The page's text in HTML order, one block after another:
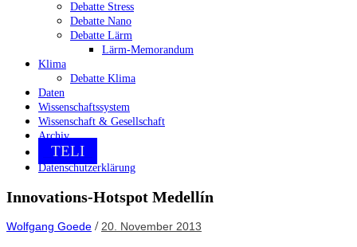
Debatte Stress
Debatte Nano
Debatte Lärm
Lärm-Memorandum
Klima
Debatte Klima
Daten
Wissenschaftssystem
Wissenschaft & Gesellschaft
Archiv
TELI
Datenschutzerklärung
Innovations-Hotspot Medellín
Wolfgang Goede /20. November 2013